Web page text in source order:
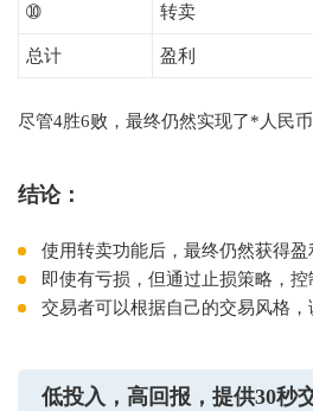
➉ 转卖
总计 盈利
尽管4胜6败，最终仍然实现了*人民币
结论：
使用转卖功能后，最终仍然获得盈
即使有亏损，但通过止损策略，控
交易者可以根据自己的交易风格，
低投入，高回报，提供30秒